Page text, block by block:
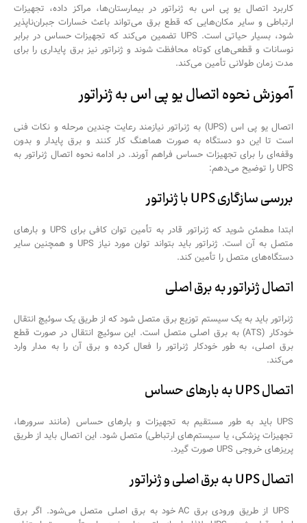
کاربرد اتصال یو پی اس به ژنراتور در بیمارستان‌ها، مراکز داده، تجهیزات
ارتباطی و سایر مکان‌هایی که قطع برق می‌تواند باعث خسارات جبران‌ناپذیر
شود، بسیار حیاتی است. UPS تضمین می‌کند که تجهیزات حساس در برابر
نوسانات و قطعی‌های کوتاه محافظت شوند و ژنراتور نیز برق پایداری را برای
مدت زمان طولانی تأمین می‌کند.
آموزش نحوه اتصال یو پی اس به ژنراتور
اتصال یو پی اس (UPS) به ژنراتور نیازمند رعایت چندین مرحله و نکات فنی
است تا این دو دستگاه به صورت هماهنگ کار کنند و برق پایدار و بدون
وقفه‌ای را برای تجهیزات حساس فراهم آورند. در ادامه نحوه اتصال ژنراتور به
UPS را توضیح می‌دهم:
بررسی سازگاری UPS با ژنراتور
ابتدا مطمئن شوید که ژنراتور قادر به تأمین توان کافی برای UPS و بارهای
متصل به آن است. ژنراتور باید بتواند توان مورد نیاز UPS و همچنین سایر
دستگاه‌های متصل را تأمین کند.
اتصال ژنراتور به برق اصلی
ژنراتور باید به یک سیستم توزیع برق متصل شود که از طریق یک سوئیچ انتقال
خودکار (ATS) به برق اصلی متصل است. این سوئیچ انتقال در صورت قطع
برق اصلی، به طور خودکار ژنراتور را فعال کرده و برق آن را به مدار وارد
می‌کند.
اتصال UPS به بارهای حساس
UPS باید به طور مستقیم به تجهیزات و بارهای حساس (مانند سرورها،
تجهیزات پزشکی، یا سیستم‌های ارتباطی) متصل شود. این اتصال باید از طریق
پریزهای خروجی UPS صورت گیرد.
اتصال UPS به برق اصلی و ژنراتور
UPS از طریق ورودی برق AC خود به برق اصلی متصل می‌شود. اگر برق